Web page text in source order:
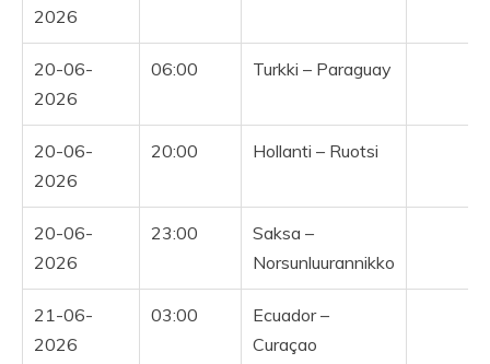
2026
20-06-
2026
06:00 Turkki – Paraguay
20-06-
2026
20:00 Hollanti – Ruotsi
20-06-
2026
23:00
Saksa –
Norsunluurannikko
21-06-
2026
03:00
Ecuador –
Curaçao